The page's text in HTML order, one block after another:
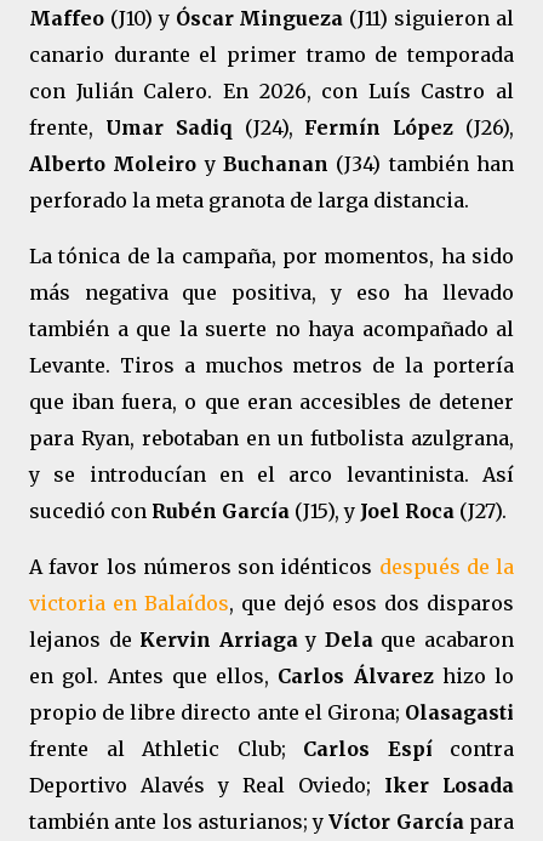
Maffeo (J10) y Óscar Mingueza (J11) siguieron al
canario durante el primer tramo de temporada
con Julián Calero. En 2026, con Luís Castro al
frente, Umar Sadiq (J24), Fermín López (J26),
Alberto Moleiro yBuchanan (J34) también han
perforado la meta granota de larga distancia.
La tónica de la campaña, por momentos, ha sido
más negativa que positiva, y eso ha llevado
también a que la suerte no haya acompañado al
Levante. Tiros a muchos metros de la portería
que iban fuera, o que eran accesibles de detener
para Ryan, rebotaban en un futbolista azulgrana,
y se introducían en el arco levantinista. Así
sucedió con Rubén García (J15), y Joel Roca (J27).
A favor los números son idénticos después de la
victoria en Balaídos, que dejó esos dos disparos
lejanos de Kervin Arriagay Dela que acabaron
en gol. Antes que ellos, Carlos Álvarezhizo lo
propio de libre directo ante el Girona; Olasagasti
frente al Athletic Club; Carlos Espícontra
Deportivo Alavés y Real Oviedo; Iker Losada
también ante los asturianos; yVíctor Garcíapara